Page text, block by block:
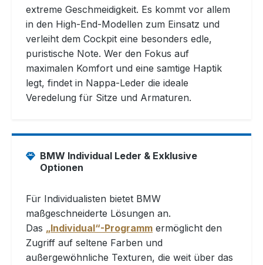
extreme Geschmeidigkeit. Es kommt vor allem
in den High-End-Modellen zum Einsatz und
verleiht dem Cockpit eine besonders edle,
puristische Note. Wer den Fokus auf
maximalen Komfort und eine samtige Haptik
legt, findet in Nappa-Leder die ideale
Veredelung für Sitze und Armaturen.
BMW Individual Leder & Exklusive
Optionen
Für Individualisten bietet BMW
maßgeschneiderte Lösungen an.
Das „Individual“-Programm ermöglicht den
Zugriff auf seltene Farben und
außergewöhnliche Texturen, die weit über das